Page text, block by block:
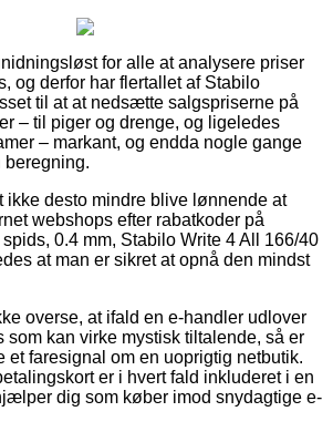
for alle at analysere priser
og derfor har flertallet af Stabilo
til at at nedsætte salgspriserne på
– til piger og drenge, og ligeledes
– markant, og endda nogle gange
desto mindre blive lønnende at
webshops efter rabatkoder på
0.4 mm, Stabilo Write 4 All 166/40
at man er sikret at opnå den mindst
overse, at ifald en e-handler udlover
som kan virke mystisk tiltalende, så er
faresignal om en uoprigtig netbutik.
er i hvert fald inkluderet i en
dig som køber imod snydagtige e-